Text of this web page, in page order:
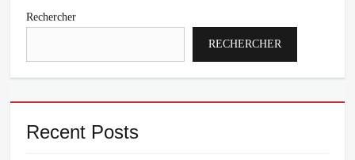
Rechercher
RECHERCHER
Recent Posts